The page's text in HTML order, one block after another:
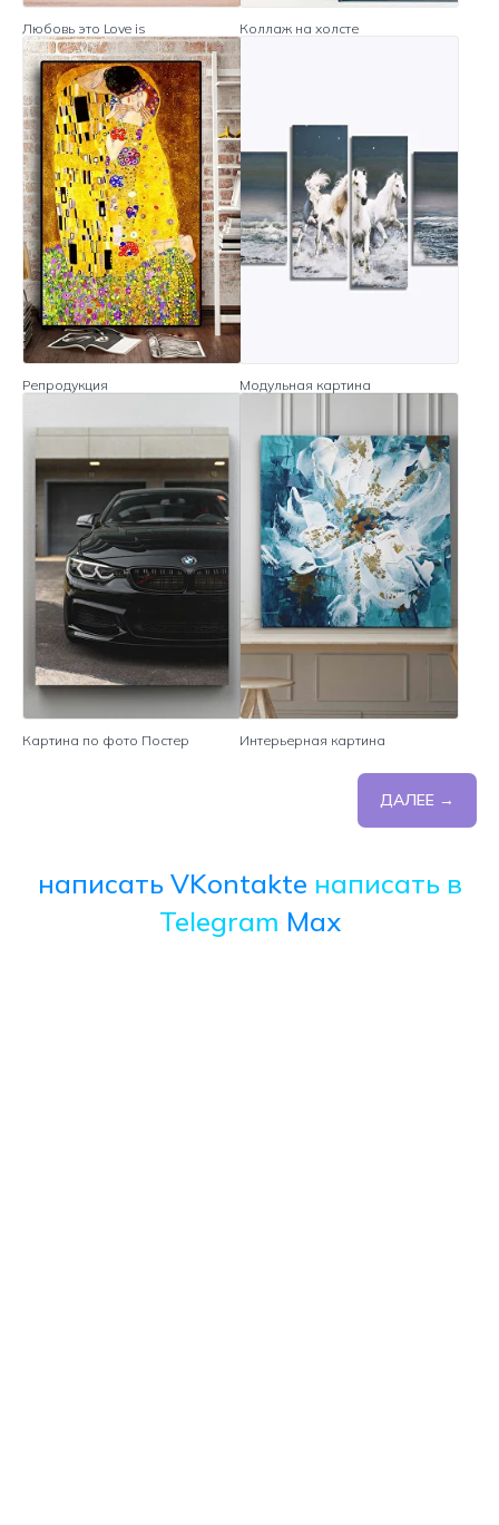
Любовь это Love is Коллаж на холсте
Репродукция Модульная картина
Картина по фото Постер Интерьерная картина
ДАЛЕЕ →
написать VKontakte написать в
Telegram Max